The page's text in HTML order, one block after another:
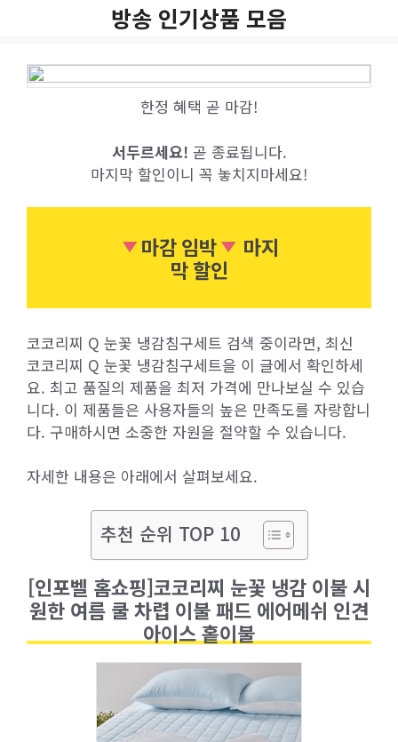
방송 인기상품 모음
한정 혜택 곧 마감!
서두르세요! 곧 종료됩니다.
마지막 할인이니 꼭 놓치지마세요!
마감 임박
마지
막 할인
코코리찌 Q 눈꽃 냉감침구세트 검색 중이라면, 최신
코코리찌 Q 눈꽃 냉감침구세트을 이 글에서 확인하세
요. 최고 품질의 제품을 최저 가격에 만나보실 수 있습
니다. 이 제품들은 사용자들의 높은 만족도를 자랑합니
다. 구매하시면 소중한 자원을 절약할 수 있습니다.
자세한 내용은 아래에서 살펴보세요.
추천 순위 TOP 10
[인포벨 홈쇼핑]코코리찌 눈꽃 냉감 이불 시
원한 여름 쿨 차렵 이불 패드 에어메쉬 인견
아이스 홑이불